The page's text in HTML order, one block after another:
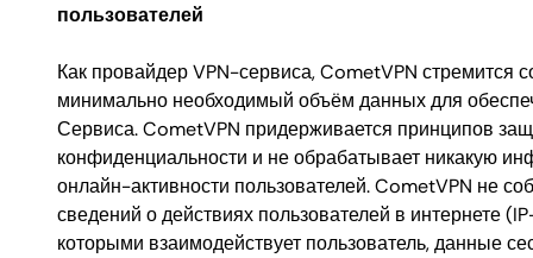
пользователей
Как провайдер VPN-сервиса, CometVPN стремится
минимально необходимый объём данных для
Сервиса. CometVPN придерживается принципов
конфиденциальности и не обрабатывает никакую
онлайн-активности пользователей. CometVPN не
сведений о действиях пользователей в интернете
которыми взаимодействует пользователь, данные